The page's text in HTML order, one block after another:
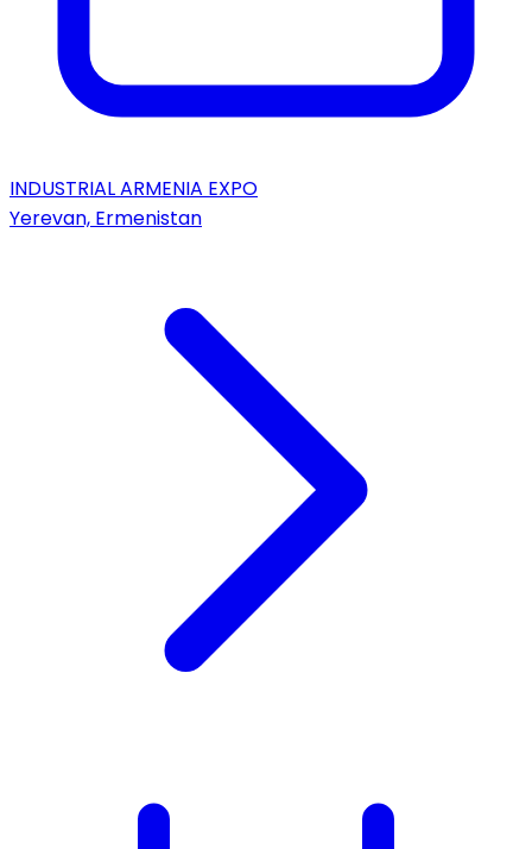
INDUSTRIAL ARMENIA EXPO
Yerevan, Ermenistan